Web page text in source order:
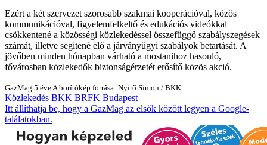
Ezért a két szervezet szorosabb szakmai kooperációval, közös
kommunikációval, figyelemfelkeltő és edukációs videókkal
csökkentené a közösségi közlekedéssel összefüggő szabályszegések
számát, illetve segítené elő a járványügyi szabályok betartását. A
jövőben minden hónapban várható a mostanihoz hasonló,
fővárosban közlekedők biztonságérzetét erősítő közös akció.
GazMag 5 éve A borítókép forrása: Nyirő Simon / BKK
Közlekedés BKK BRFK Budapest
Itt állíthatja be, hogy a GazMag az elsők között legyen a Google-
találatokban.